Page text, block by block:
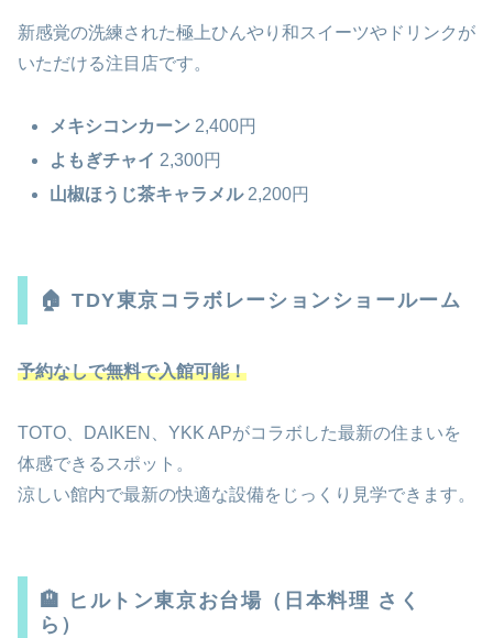
新感覚の洗練された極上ひんやり和スイーツやドリンクが
いただける注目店です。
メキシコンカーン 2,400円
よもぎチャイ 2,300円
山椒ほうじ茶キャラメル2,200円
🏠 TDY東京コラボレーションショールーム
予約なしで無料で入館可能！
TOTO、DAIKEN、YKK APがコラボした最新の住まいを
体感できるスポット。
涼しい館内で最新の快適な設備をじっくり見学できます。
🏨 ヒルトン東京お台場（日本料理 さく
ら）